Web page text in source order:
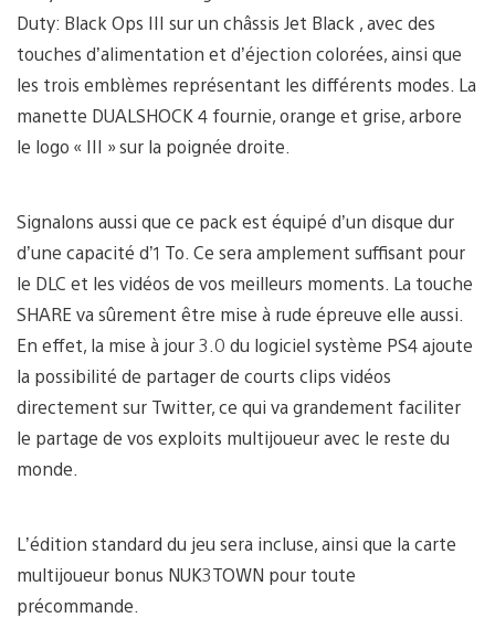
Duty: Black Ops III sur un châssis Jet Black , avec des
touches d’alimentation et d’éjection colorées, ainsi que
les trois emblèmes représentant les différents modes. La
manette DUALSHOCK 4 fournie, orange et grise, arbore
le logo « III » sur la poignée droite.
Signalons aussi que ce pack est équipé d’un disque dur
d’une capacité d’1 To. Ce sera amplement suffisant pour
le DLC et les vidéos de vos meilleurs moments. La touche
SHARE va sûrement être mise à rude épreuve elle aussi.
En effet, la mise à jour 3.0 du logiciel système PS4 ajoute
la possibilité de partager de courts clips vidéos
directement sur Twitter, ce qui va grandement faciliter
le partage de vos exploits multijoueur avec le reste du
monde.
L’édition standard du jeu sera incluse, ainsi que la carte
multijoueur bonus NUK3TOWN pour toute
précommande.